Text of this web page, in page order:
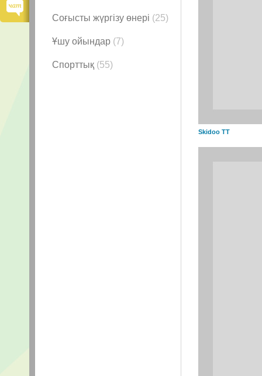
Соғысты жүргізу өнері (25)
Ұшу ойындар (7)
Спорттық (55)
Skidoo TT